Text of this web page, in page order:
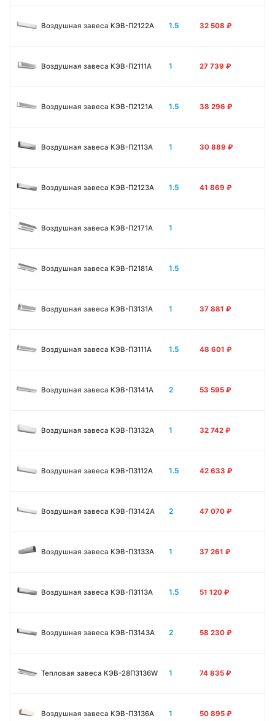
Воздушная завеса КЭВ-П2122А 1.5 32 508 ₽
Воздушная завеса КЭВ-П2111A 1 27 739 ₽
Воздушная завеса КЭВ-П2121A 1.5 38 296 ₽
Воздушная завеса КЭВ-П2113A 1 30 889 ₽
Воздушная завеса КЭВ-П2123A 1.5 41 869 ₽
Воздушная завеса КЭВ-П2171A 1
Воздушная завеса КЭВ-П2181A 1.5
Воздушная завеса КЭВ-П3131A 1 37 881 ₽
Воздушная завеса КЭВ-П3111A 1.5 48 601 ₽
Воздушная завеса КЭВ-П3141A 2 53 595 ₽
Воздушная завеса КЭВ-П3132A 1 32 742 ₽
Воздушная завеса КЭВ-П3112A 1.5 42 633 ₽
Воздушная завеса КЭВ-П3142A 2 47 070 ₽
Воздушная завеса КЭВ-П3133А 1 37 261 ₽
Воздушная завеса КЭВ-П3113А 1.5 51 120 ₽
Воздушная завеса КЭВ-П3143А 2 58 230 ₽
Тепловая завеса КЭВ-28П3136W 1 74 835 ₽
Воздушная завеса КЭВ-П3136A 1 50 895 ₽